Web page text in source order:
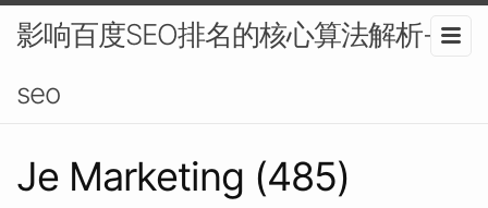
影响百度SEO排名的核心算法解析-
seo
Je Marketing (485)